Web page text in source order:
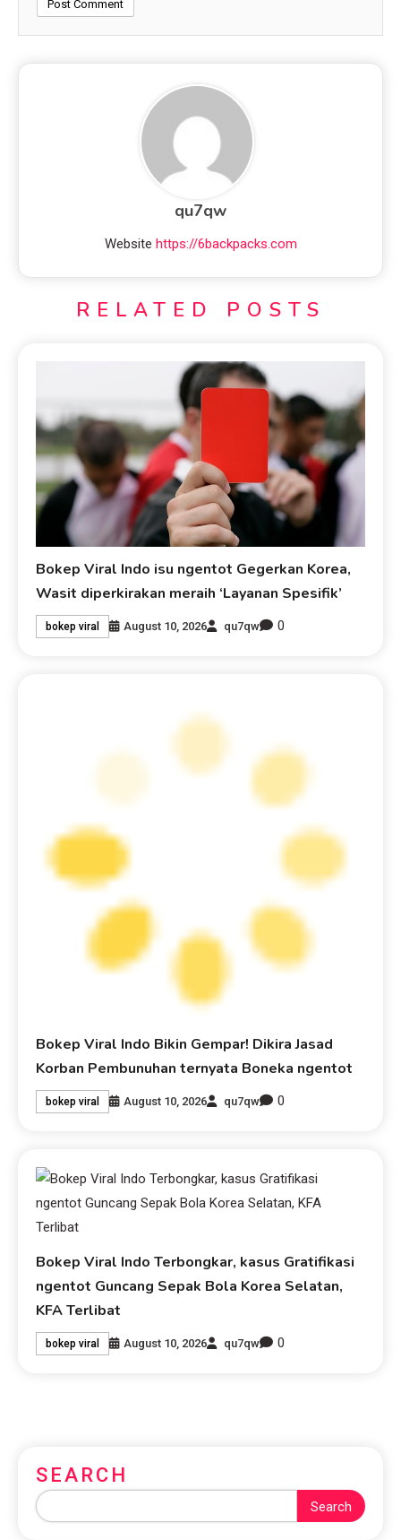
qu7qw
Website https://6backpacks.com
RELATED POSTS
Bokep Viral Indo isu ngentot Gegerkan Korea,
Wasit diperkirakan meraih ‘Layanan Spesifik’
bokep viral August 10, 2026 qu7qw 0
Bokep Viral Indo Bikin Gempar! Dikira Jasad
Korban Pembunuhan ternyata Boneka ngentot
bokep viral August 10, 2026 qu7qw 0
Bokep Viral Indo Terbongkar, kasus Gratifikasi
ngentot Guncang Sepak Bola Korea Selatan,
KFA Terlibat
bokep viral August 10, 2026 qu7qw 0
SEARCH
Search